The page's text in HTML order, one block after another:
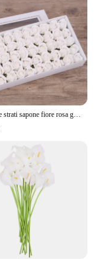
50 pz due strati sapone fiore rosa grande testa di fiore addensato imballaggio Bouquet materiale simulazione fiore confezione regalo di san valentino